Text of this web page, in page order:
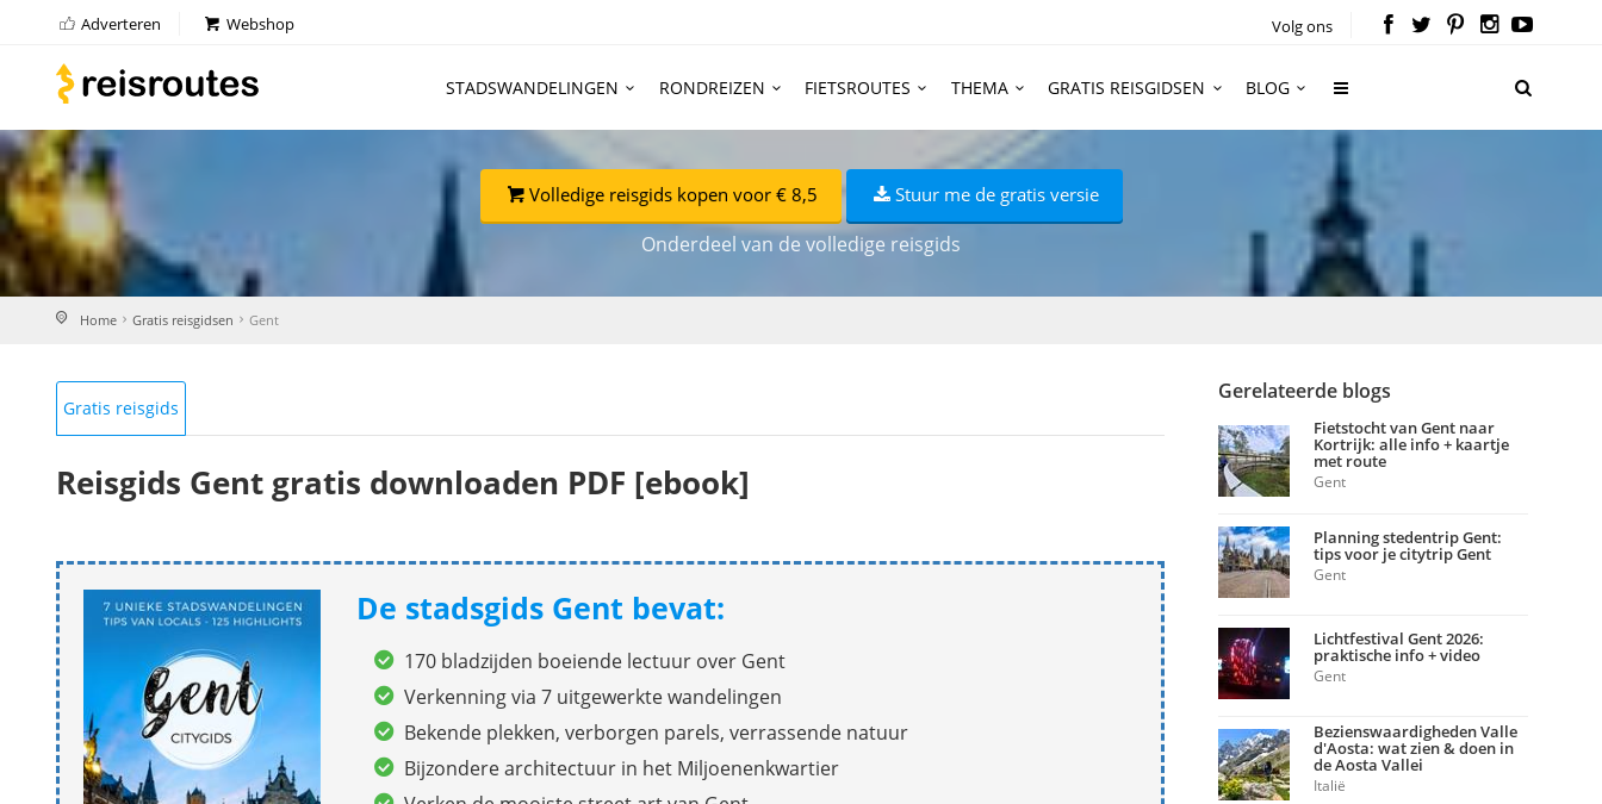
Adverteren Webshop Volg ons
STADSWANDELINGEN RONDREIZEN FIETSROUTES THEMA GRATIS REISGIDSEN BLOG
Volledige reisgids kopen voor € 8,5 Stuur me de gratis versie
Onderdeel van de volledige reisgids
Home Gratis reisgidsen Gent
Gratis reisgids
Reisgids Gent gratis downloaden PDF [ebook]
De stadsgids Gent bevat:
170 bladzijden boeiende lectuur over Gent
Verkenning via 7 uitgewerkte wandelingen
Bekende plekken, verborgen parels, verrassende natuur
Bijzondere architectuur in het Miljoenenkwartier
Gerelateerde blogs
Fietstocht van Gent naar
Kortrijk: alle info + kaartje
met route
Gent
Planning stedentrip Gent:
tips voor je citytrip Gent
Gent
Lichtfestival Gent 2026:
praktische info + video
Gent
Bezienswaardigheden Valle
d'Aosta: wat zien & doen in
de Aosta Vallei
Italië